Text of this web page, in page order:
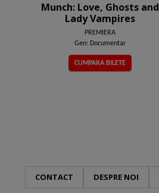
Munch: Love, Ghosts and
Lady Vampires
PREMIERA
Gen: Documentar
CUMPARA BILETE
CONTACT DESPRE NOI